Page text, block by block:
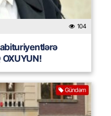
104
OXUYUN!
Gündəm